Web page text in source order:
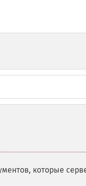
которые